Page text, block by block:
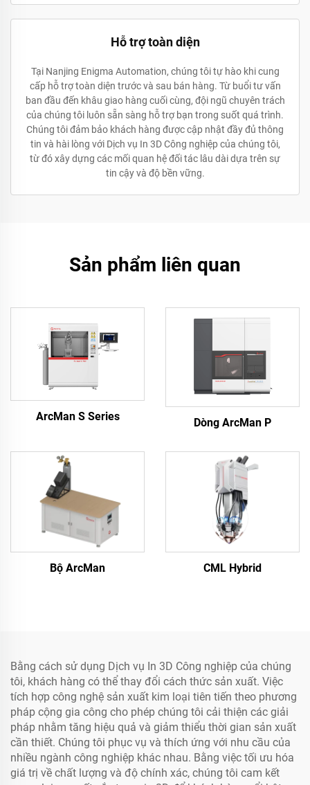
Hỗ trợ toàn diện
Tại Nanjing Enigma Automation, chúng tôi tự hào khi cung
cấp hỗ trợ toàn diện trước và sau bán hàng. Từ buổi tư vấn
ban đầu đến khâu giao hàng cuối cùng, đội ngũ chuyên trách
của chúng tôi luôn sẵn sàng hỗ trợ bạn trong suốt quá trình.
Chúng tôi đảm bảo khách hàng được cập nhật đầy đủ thông
tin và hài lòng với Dịch vụ In 3D Công nghiệp của chúng tôi,
từ đó xây dựng các mối quan hệ đối tác lâu dài dựa trên sự
tin cậy và độ bền vững.
Sản phẩm liên quan
ArcMan S Series Dòng ArcMan P
Bộ ArcMan CML Hybrid
Bằng cách sử dụng Dịch vụ In 3D Công nghiệp của chúng
tôi, khách hàng có thể thay đổi cách thức sản xuất. Việc
tích hợp công nghệ sản xuất kim loại tiên tiến theo phương
pháp cộng gia công cho phép chúng tôi cải thiện các giải
pháp nhằm tăng hiệu quả và giảm thiểu thời gian sản xuất
cần thiết. Chúng tôi phục vụ và thích ứng với nhu cầu của
nhiều ngành công nghiệp khác nhau. Bằng việc tối ưu hóa
giá trị về chất lượng và độ chính xác, chúng tôi cam kết